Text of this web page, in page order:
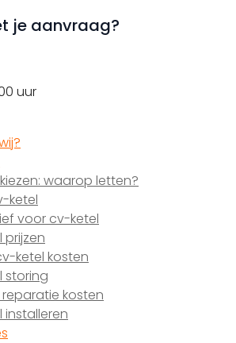
je aanvraag?
uur
waarop letten?
ketel
voor cv-ketel
prijzen
ketel kosten
storing
reparatie kosten
installeren